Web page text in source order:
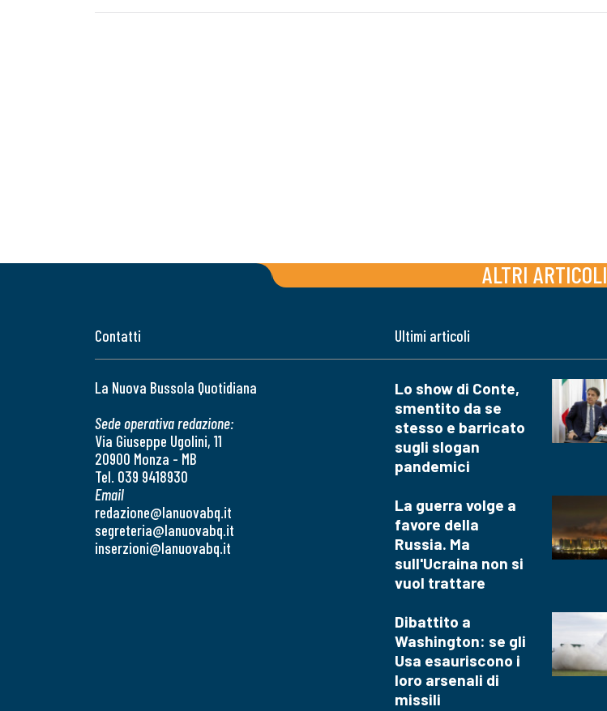
ALTRI ARTICOLI
Contatti
La Nuova Bussola Quotidiana
Sede operativa redazione:
Via Giuseppe Ugolini, 11
20900 Monza - MB
Tel. 039 9418930
Email
redazione@lanuovabq.it
segreteria@lanuovabq.it
inserzioni@lanuovabq.it
Ultimi articoli
Lo show di Conte,
smentito da se
stesso e barricato
sugli slogan
pandemici
La guerra volge a
favore della
Russia. Ma
sull'Ucraina non si
vuol trattare
Dibattito a
Washington: se gli
Usa esauriscono i
loro arsenali di
missili